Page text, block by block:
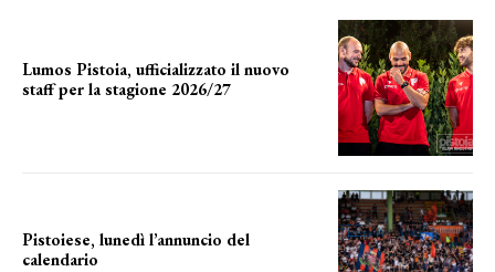
Lumos Pistoia, ufficializzato il nuovo
staff per la stagione 2026/27
Pistoiese, lunedì l’annuncio del
calendario